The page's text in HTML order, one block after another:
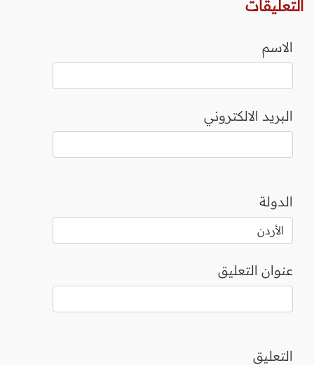
التعليقات
الاسم
البريد الالكتروني
الدولة
عنوان التعليق
التعليق